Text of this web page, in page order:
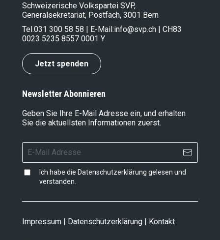
Schweizerische Volkspartei SVP,
Generalsekretariat, Postfach, 3001 Bern
Tel.031 300 58 58 | E-Mail:info@svp.ch | CH83
0023 5235 8557 0001 Y
Jetzt spenden
Newsletter Abonnieren
Geben Sie Ihre E-Mail Adresse ein, und erhalten
Sie die aktuellsten Informationen zuerst.
Ich habe die Datenschutzerklärung gelesen und
verstanden.
Impressum | Datenschutzerklärung | Kontakt